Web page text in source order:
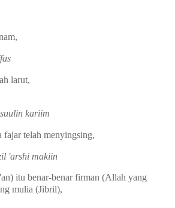
larut,
kariim
fajar telah menyingsing,
'arshi makiin
itu benar-benar firman (Allah yang
mulia (Jibril),